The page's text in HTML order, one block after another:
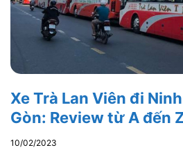
Xe Trà Lan Viên đi
Gòn: Review từ A đến
10/02/2023